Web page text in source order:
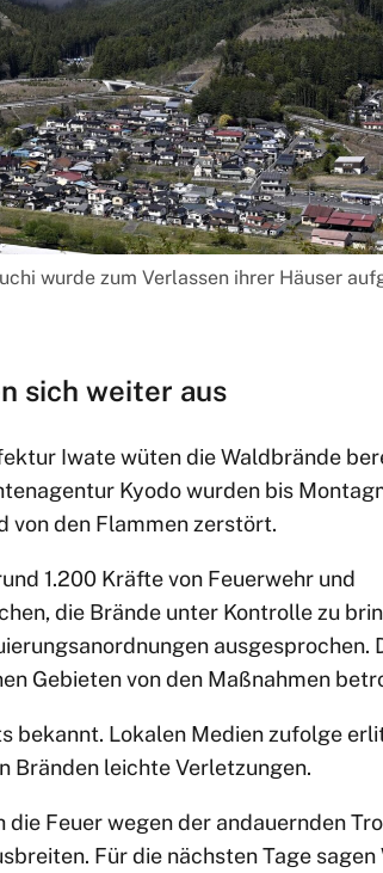
wurde zum Verlassen ihrer Häuser
sich weiter aus
Iwate wüten die Waldbrände
Kyodo wurden bis
von den Flammen zerstört.
1.200 Kräfte von Feuerwehr und
die Brände unter Kontrolle zu
ausgesprochen.
Gebieten von den Maßnahmen
bekannt. Lokalen Medien zufolge
Bränden leichte Verletzungen.
Feuer wegen der andauernden
Für die nächsten Tage